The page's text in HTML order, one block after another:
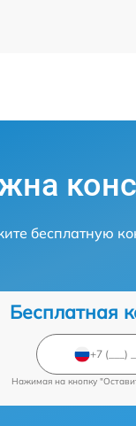
бесплатную
Бесплатная
Нажимая на кнопку